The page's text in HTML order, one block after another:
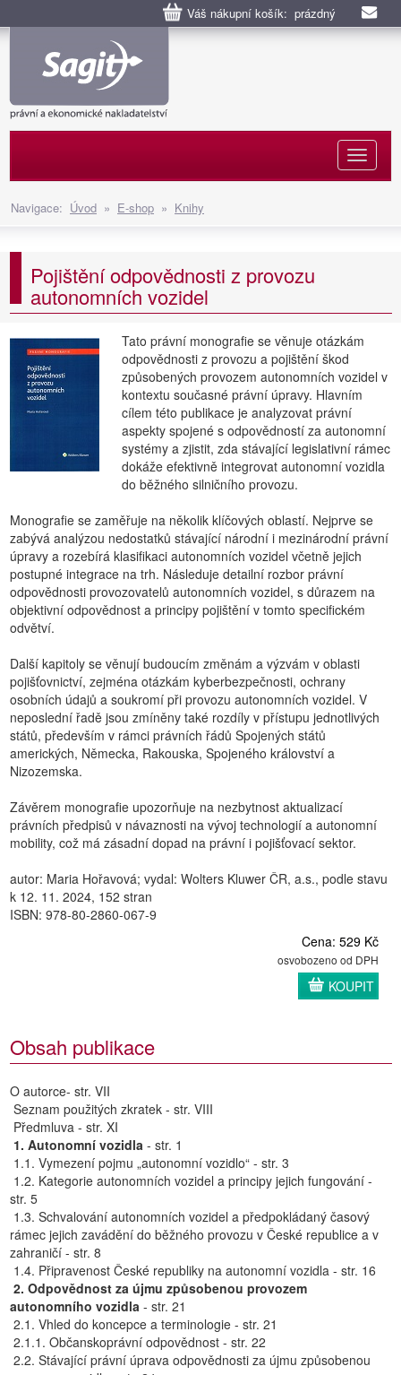
Váš nákupní košík: prázdný
Navigace: Úvod » E-shop » Knihy
Pojištění odpovědnosti z provozu
autonomních vozidel
Tato právní monografie se věnuje otázkám
odpovědnosti z provozu a pojištění škod
způsobených provozem autonomních vozidel v
kontextu současné právní úpravy. Hlavním
cílem této publikace je analyzovat právní
aspekty spojené s odpovědností za autonomní
systémy a zjistit, zda stávající legislativní rámec
dokáže efektivně integrovat autonomní vozidla
do běžného silničního provozu.
Monografie se zaměřuje na několik klíčových oblastí. Nejprve se
zabývá analýzou nedostatků stávající národní i mezinárodní právní
úpravy a rozebírá klasifikaci autonomních vozidel včetně jejich
postupné integrace na trh. Následuje detailní rozbor právní
odpovědnosti provozovatelů autonomních vozidel, s důrazem na
objektivní odpovědnost a principy pojištění v tomto specifickém
odvětví.
Další kapitoly se věnují budoucím změnám a výzvám v oblasti
pojišťovnictví, zejména otázkám kyberbezpečnosti, ochrany
osobních údajů a soukromí při provozu autonomních vozidel. V
neposlední řadě jsou zmíněny také rozdíly v přístupu jednotlivých
států, především v rámci právních řádů Spojených států
amerických, Německa, Rakouska, Spojeného království a
Nizozemska.
Závěrem monografie upozorňuje na nezbytnost aktualizací
právních předpisů v návaznosti na vývoj technologií a autonomní
mobility, což má zásadní dopad na právní i pojišťovací sektor.
autor: Maria Hořavová; vydal: Wolters Kluwer ČR, a.s., podle stavu
k 12. 11. 2024, 152 stran
ISBN: 978-80-2860-067-9
Cena: 529 Kč
osvobozeno od DPH
KOUPIT
Obsah publikace
O autorce- str. VII
Seznam použitých zkratek - str. VIII
Předmluva - str. XI
1. Autonomní vozidla - str. 1
1.1. Vymezení pojmu „autonomní vozidlo“ - str. 3
1.2. Kategorie autonomních vozidel a principy jejich fungování -
str. 5
1.3. Schvalování autonomních vozidel a předpokládaný časový
rámec jejich zavádění do běžného provozu v České republice a v
zahraničí - str. 8
1.4. Připravenost České republiky na autonomní vozidla - str. 16
2. Odpovědnost za újmu způsobenou provozem
autonomního vozidla - str. 21
2.1. Vhled do koncepce a terminologie - str. 21
2.1.1. Občanskoprávní odpovědnost - str. 22
2.2. Stávající právní úprava odpovědnosti za újmu způsobenou